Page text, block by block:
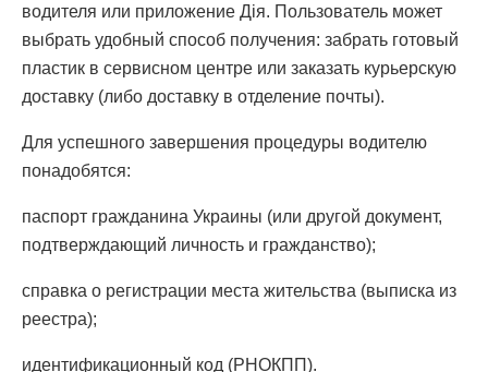
водителя или приложение Дія. Пользователь может
выбрать удобный способ получения: забрать готовый
пластик в сервисном центре или заказать курьерскую
доставку (либо доставку в отделение почты).
Для успешного завершения процедуры водителю
понадобятся:
паспорт гражданина Украины (или другой документ,
подтверждающий личность и гражданство);
справка о регистрации места жительства (выписка из
реестра);
идентификационный код (РНОКПП).